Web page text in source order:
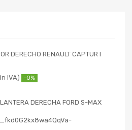
DERECHO RENAULT CAPTUR I
-0%
DERECHA FORD S-MAX